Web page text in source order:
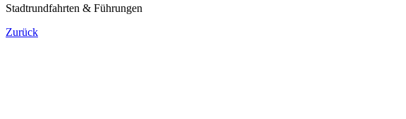
Stadtrundfahrten & Führungen
Zurück